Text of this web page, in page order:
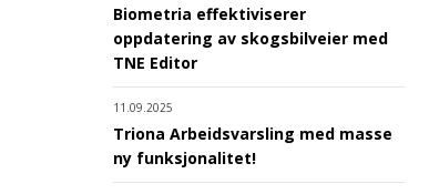
Biometria effektiviserer
oppdatering av skogsbilveier med
TNE Editor
11.09.2025
Triona Arbeidsvarsling med masse
ny funksjonalitet!